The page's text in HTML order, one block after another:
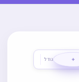
+ גודל